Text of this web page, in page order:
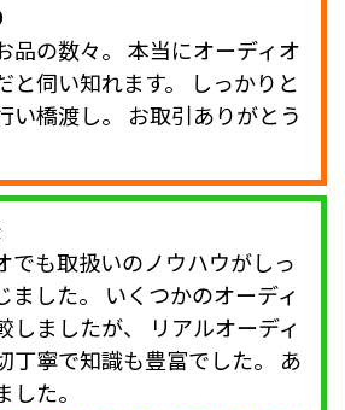
品の数々。 本当にオーディオ
と伺い知れます。 しっかりと
い橋渡し。 お取引ありがとう
でも取扱いのノウハウがしっ
ました。 いくつかのオーディ
しましたが、 リアルオーディ
丁寧で知識も豊富でした。 あ
た。